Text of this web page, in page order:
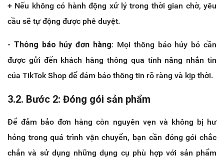
+ Nếu không có hành động xử lý trong thời gian chờ, yêu
cầu sẽ tự động được phê duyệt.
- Thông báo hủy đơn hàng: Mọi thông báo hủy bỏ cần
được gửi đến khách hàng thông qua tính năng nhắn tin
của TikTok Shop để đảm bảo thông tin rõ ràng và kịp thời.
3.2. Bước 2: Đóng gói sản phẩm
Để đảm bảo đơn hàng còn nguyên vẹn và không bị hư
hỏng trong quá trình vận chuyển, bạn cần đóng gói chắc
chắn và sử dụng những dụng cụ phù hợp với sản phẩm